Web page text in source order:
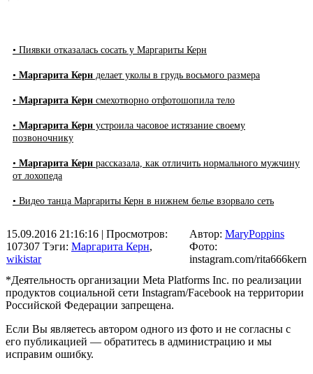
• Пиявки отказалась сосать у Маргариты Керн
• Маргарита Керн делает уколы в грудь восьмого размера
• Маргарита Керн смехотворно отфотошопила тело
• Маргарита Керн устроила часовое истязание своему
позвоночнику
• Маргарита Керн рассказала, как отличить нормального мужчину
от лохопеда
• Видео танца Маргариты Керн в нижнем белье взорвало сеть
15.09.2016 21:16:16 | Просмотров:
107307 Тэги: Маргарита Керн,
wikistar
Автор: MaryPoppins
Фото:
instagram.com/rita666kern
*Деятельность организации Meta Platforms Inc. по реализации
продуктов социальной сети Instagram/Facebook на территории
Российской Федерации запрещена.
Если Вы являетесь автором одного из фото и не согласны с
его публикацией — обратитесь в администрацию и мы
исправим ошибку.